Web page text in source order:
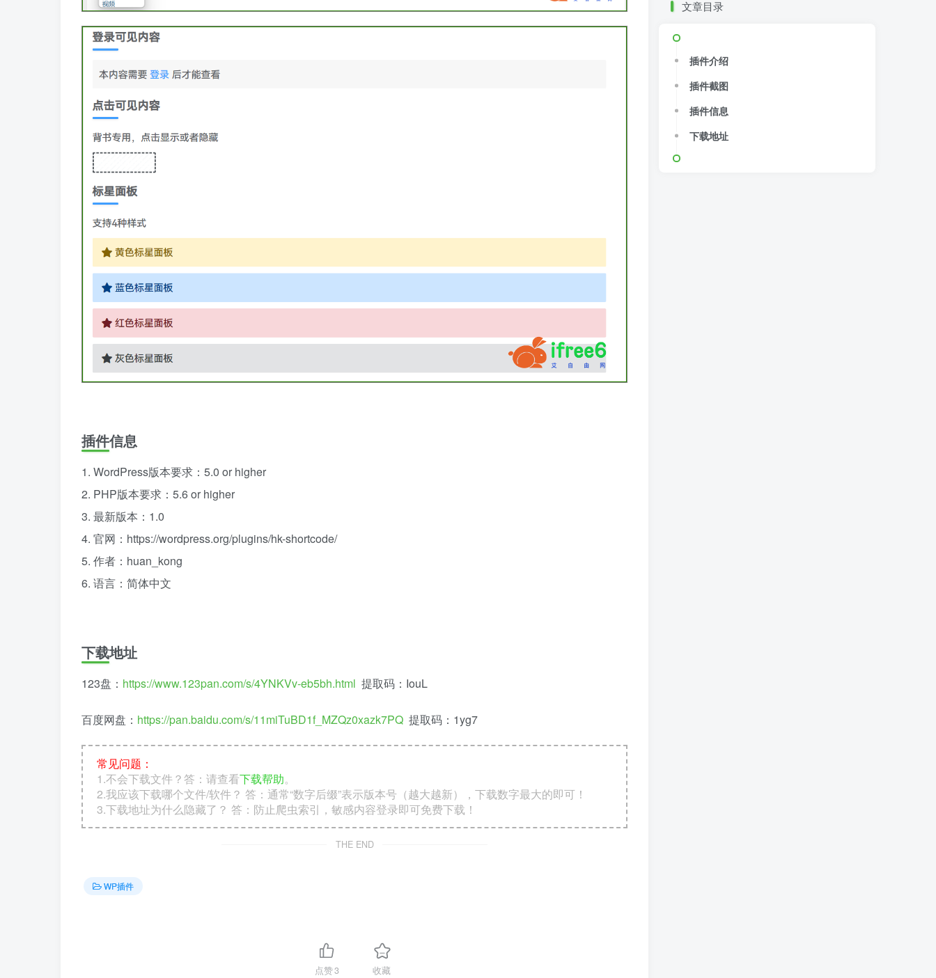
插件信息
1. WordPress版本要求：5.0 or higher
2. PHP版本要求：5.6 or higher
3. 最新版本：1.0
4. 官网：https://wordpress.org/plugins/hk-shortcode/
5. 作者： huan_kong
6. 语言：简体中文
下载地址
123盘： https://www.123pan.com/s/4YNKVv-eb5bh.html 提取码：IouL
百度网盘： https://pan.baidu.com/s/11miTuBD1f_MZQz0xazk7PQ 提取码：1yg7
常见问题：
1.不会下载文件？答：请查看下载帮助。
2.我应该下载哪个文件/软件？ 答：通常“数字后缀”表示版本号（越大越新），下载数字最大的即可！
3.下载地址为什么隐藏了？ 答：防止爬虫索引，敏感内容登录即可免费下载！
THE END
WP插件
点赞3 收藏
文章目录
插件介绍
插件截图
插件信息
下载地址